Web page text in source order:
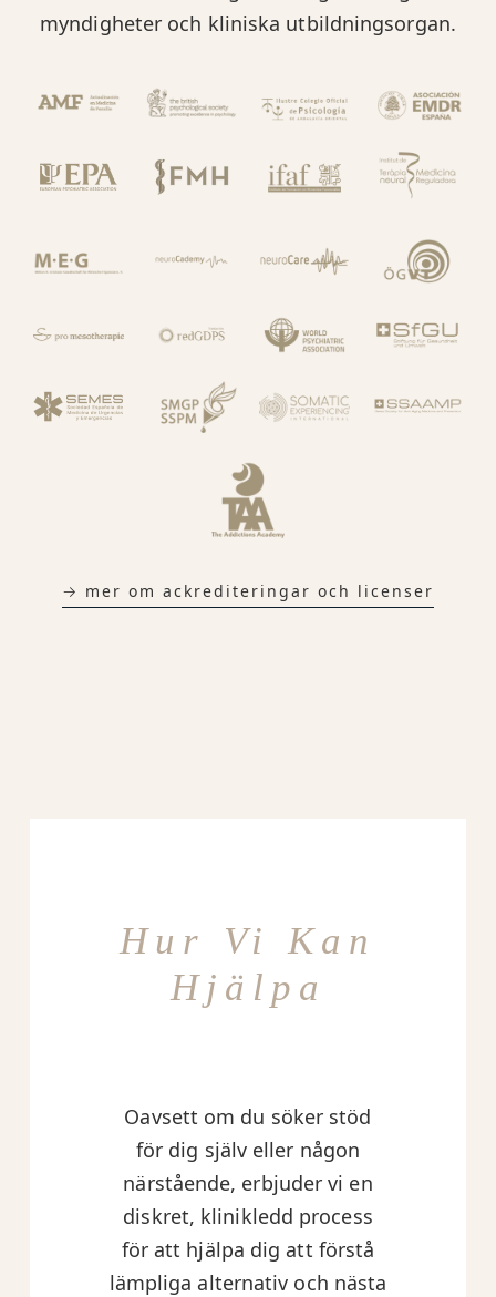
myndigheter och kliniska utbildningsorgan.
→ mer om ackrediteringar och licenser
Hur Vi Kan
Hjälpa
Oavsett om du söker stöd
för dig själv eller någon
närstående, erbjuder vi en
diskret, klinikledd process
för att hjälpa dig att förstå
lämpliga alternativ och nästa